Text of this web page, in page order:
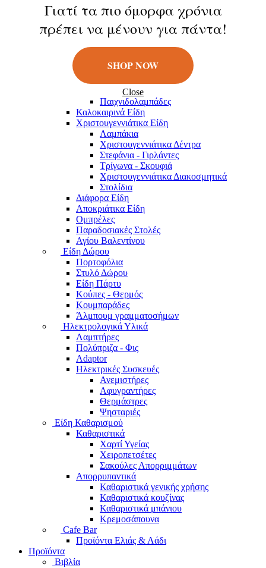
Κούκλες
Φιγούρες
Παιχνίδια Εξωτερικού Χώρου
Μπάλες
Πατίνια
Εποχιακά Είδη
Πασχαλινά Είδη
Λαμπάδες
Παιχνιδολαμπάδες
Καλοκαιρινά Eίδη
Χριστουγεννιάτικα Είδη
Λαμπάκια
Χριστουγεννιάτικα Δέντρα
Στεφάνια - Γιρλάντες
Τρίγωνα - Σκουφιά
Χριστουγεννιάτικα Διακοσμητικά
Στολίδια
Διάφορα Είδη
Αποκριάτικα Είδη
Ομπρέλες
Παραδοσιακές Στολές
Αγίου Βαλεντίνου
Είδη Δώρου
Πορτοφόλια
Στυλό Δώρου
Είδη Πάρτυ
Κούπες - Θερμός
Κουμπαράδες
Άλμπουμ γραμματοσήμων
Ηλεκτρολογικά Υλικά
Λαμπτήρες
Πολύπριζα - Φις
Adaptor
Ηλεκτρικές Συσκευές
Ανεμιστήρες
Αφυγραντήρες
Θερμάστρες
Ψησταριές
Είδη Καθαρισμού
Καθαριστικά
Χαρτί Υγείας
Χειροπετσέτες
Σακούλες Απορριμμάτων
Απορρυπαντικά
Καθαριστικά γενικής χρήσης
Καθαριστικά κουζίνας
Καθαριστικά μπάνιου
Κρεμοσάπουνα
Cafe Bar
Προϊόντα Ελιάς & Λάδι
Προϊόντα
Βιβλία
Γιατί τα πιο όμορφα χρόνια
πρέπει να μένουν για πάντα!
SHOP NOW
Close